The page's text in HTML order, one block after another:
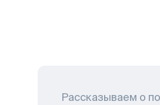
Рассказываем о